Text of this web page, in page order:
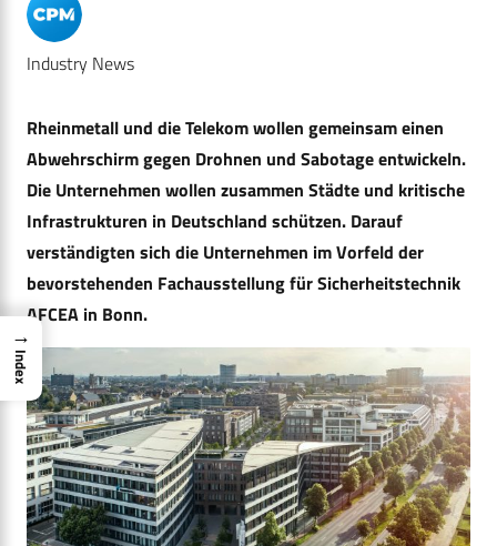
Industry News
Rheinmetall und die Telekom wollen gemeinsam einen
Abwehrschirm gegen Drohnen und Sabotage entwickeln.
Die Unternehmen wollen zusammen Städte und kritische
Infrastrukturen in Deutschland schützen. Darauf
verständigten sich die Unternehmen im Vorfeld der
bevorstehenden Fachausstellung für Sicherheitstechnik
AFCEA in Bonn.
→
Index